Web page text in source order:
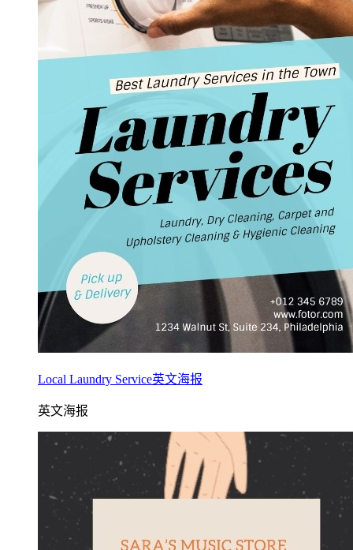
Local Laundry Service英文海报
英文海报